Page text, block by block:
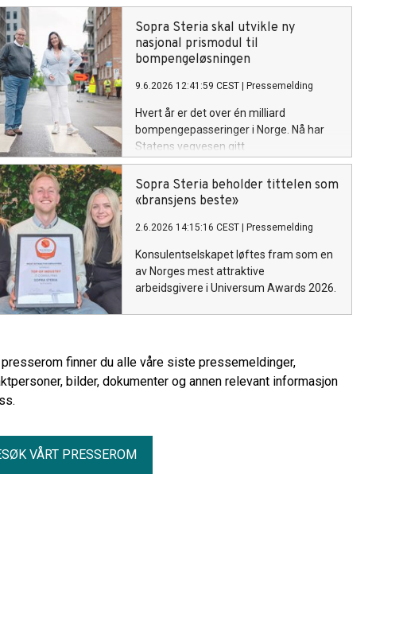
Sopra Steria skal utvikle ny
nasjonal prismodul til
bompengeløsningen
9.6.2026 12:41:59 CEST Pressemelding
Hvert år er det over én milliard
bompengepasseringer i Norge. Nå har
Statens vegvesen gitt
Sopra Steria oppdraget med å utvikle en
fremtidsrettet fleksibel løsning for
identifisering og prissetting (IP).
Sopra Steria beholder tittelen som
«bransjens beste»
2.6.2026 14:15:16 CEST Pressemelding
Konsulentselskapet løftes fram som en
av Norges mest attraktive
arbeidsgivere i Universum Awards 2026.
finner du alle våre siste pressemeldinger,
bilder, dokumenter og annen relevant informasjon
VÅRT PRESSEROM